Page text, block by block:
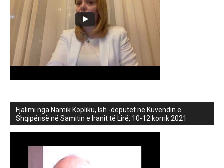
Fjalimi nga Namik Kopliku, Ish -deputet në Kuvendin e
Shqipërisë në Samitin e Iranit të Lirë, 10-12 korrik 2021